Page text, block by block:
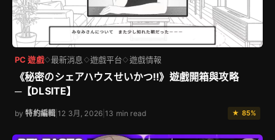
PC 遊戲◇最新消息 ◇遊戲平台◇遊戲情報
《秘密のシェアハウスせいかつ‼》遊戲開箱與攻略
─【DLSITE】
by特約編輯 |12 3月, 2026 |13 min read ★ 85%